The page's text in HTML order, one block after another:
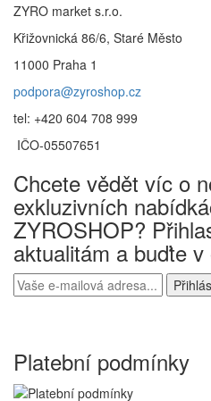
ZYRO market s.r.o.
Křižovnická 86/6, Staré Město
11000 Praha 1
podpora@zyroshop.cz
tel: +420 604 708 999
IČO-05507651
Chcete vědět víc o
exkluzivních
ZYROSHOP?
aktualitám a buďte v
Platební podmínky